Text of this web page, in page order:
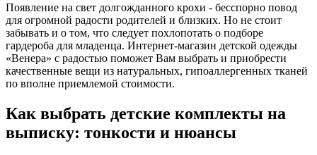
Появление на свет долгожданного крохи - бесспорно повод
для огромной радости родителей и близких. Но не стоит
забывать и о том, что следует похлопотать о подборе
гардероба для младенца. Интернет-магазин детской одежды
«Венера» с радостью поможет Вам выбрать и приобрести
качественные вещи из натуральных, гипоаллергенных тканей
по вполне приемлемой стоимости.
Как выбрать детские комплекты на
выписку: тонкости и нюансы